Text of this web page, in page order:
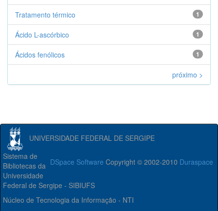
1
Tratamento térmico
1
Ácido L-ascórbico
1
Ácidos fenólicos
próximo >
UNIVERSIDADE FEDERAL DE SERGIPE
DSpace Software Copyright © 2002-2010 Duraspace
Sistema de
Bibliotecas da
Universidade
Federal de Sergipe - SIBIUFS
Núcleo de Tecnologia da Informação - NTI